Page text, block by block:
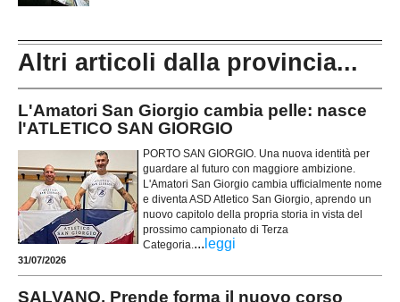
Altri articoli dalla provincia...
L'Amatori San Giorgio cambia pelle: nasce
l'ATLETICO SAN GIORGIO
PORTO SAN GIORGIO. Una nuova identità per
guardare al futuro con maggiore ambizione.
L'Amatori San Giorgio cambia ufficialmente nome
e diventa ASD Atletico San Giorgio, aprendo un
nuovo capitolo della propria storia in vista del
prossimo campionato di Terza
Categoria.... leggi
31/07/2026
SALVANO. Prende forma il nuovo corso